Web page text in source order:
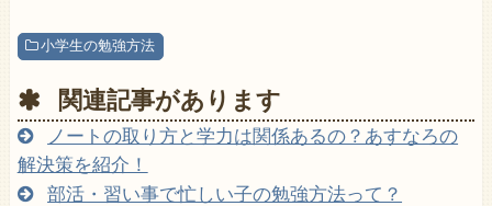
小学生の勉強方法
関連記事があります
ノートの取り方と学力は関係あるの？あすなろの
解決策を紹介！
部活・習い事で忙しい子の勉強方法って？